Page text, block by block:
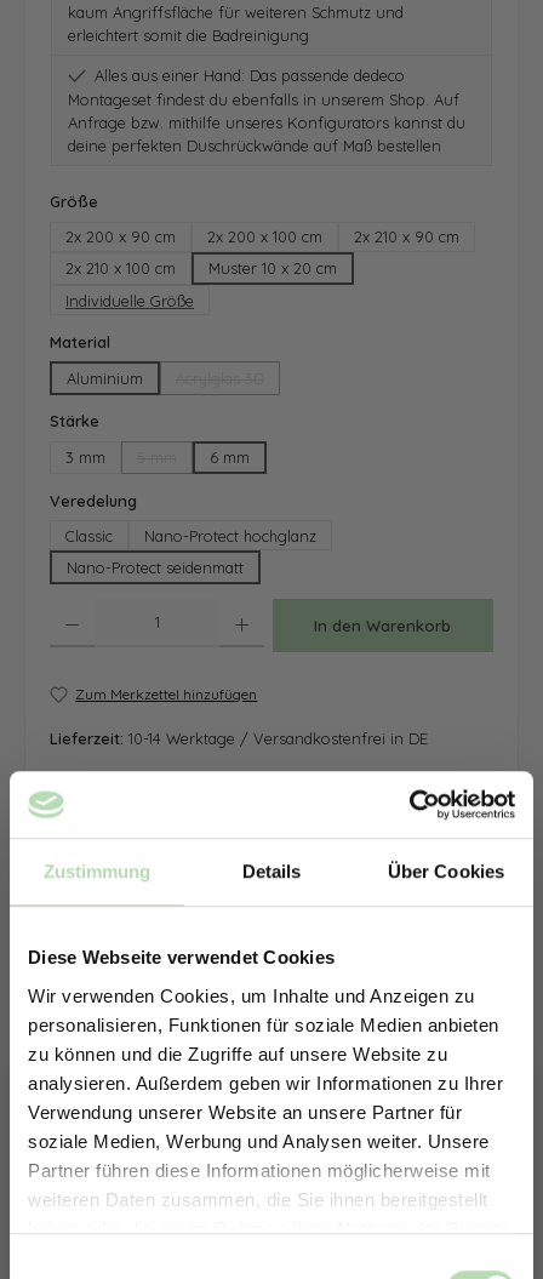
Zustimmung Details Über Cookies
Diese Webseite verwendet Cookies
Wir verwenden Cookies, um Inhalte und Anzeigen zu
personalisieren, Funktionen für soziale Medien anbieten
zu können und die Zugriffe auf unsere Website zu
analysieren. Außerdem geben wir Informationen zu Ihrer
Verwendung unserer Website an unsere Partner für
soziale Medien, Werbung und Analysen weiter. Unsere
Partner führen diese Informationen möglicherweise mit
weiteren Daten zusammen, die Sie ihnen bereitgestellt
haben oder die sie im Rahmen Ihrer Nutzung der Dienste
kaum Angriffsfläche für weiteren Schmutz und
erleichtert somit die Badreinigung
Alles aus einer Hand: Das passende dedeco
Montageset findest du ebenfalls in unserem Shop. Auf
Anfrage bzw. mithilfe unseres Konfigurators kannst du
deine perfekten Duschrückwände auf Maß bestellen
Größe
2x 200 x 90 cm
2x 200 x 100 cm
2x 210 x 90 cm
2x 210 x 100 cm
Muster 10 x 20 cm
Individuelle Größe
Material
Aluminium
Stärke
3 mm
(Diese Option ist zurzeit nicht verfügbar.)
6 mm
Veredelung
Classic
Nano-Protect hochglanz
Nano-Protect seidenmatt
In den Warenkorb
Zum Merkzettel hinzufügen
Lieferzeit: 10-14 Werktage / Versandkostenfrei in DE
ERHALTE 5% RABATT AUF
DEINE RÜCKWÄNDE